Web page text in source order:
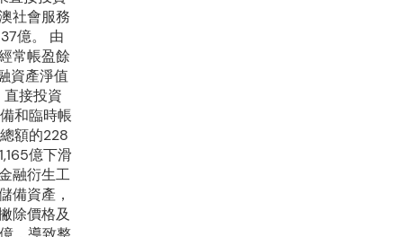
社會服務
億。 由
常帳盈餘
資產淨值
直接投資
和臨時帳
額的228
億下滑
融衍生工
備資產，
除價格及